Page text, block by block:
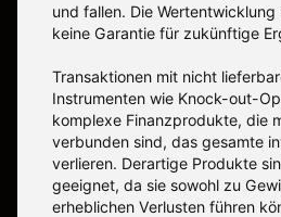
und fallen. Die
keine Garantie für zukünftige
Transaktionen mit nicht
Instrumenten wie Knock-out-
komplexe Finanzprodukte, die
verbunden sind, das gesamte
verlieren. Derartige Produkte
geeignet, da sie sowohl zu
erheblichen Verlusten führen